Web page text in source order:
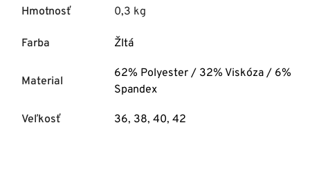
Hmotnosť 0,3 kg
Farba Žltá
Material
62% Polyester / 32% Viskóza / 6%
Spandex
Veľkosť 36, 38, 40, 42